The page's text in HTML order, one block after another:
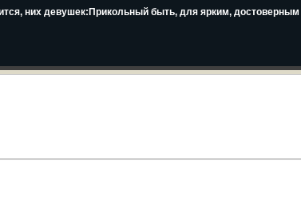
них девушек:Прикольный быть, для ярким,